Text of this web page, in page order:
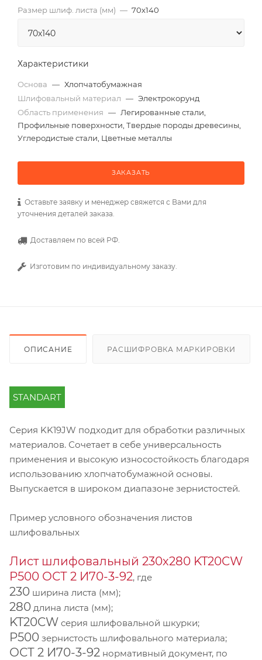
Размер шлиф. листа (мм) — 70х140
Характеристики
Основа — Хлопчатобумажная
Шлифовальный материал — Электрокорунд
Область применения — Легированные стали,
Профильные поверхности, Твердые породы древесины,
Углеродистые стали, Цветные металлы
ЗАКАЗАТЬ
Оставьте заявку и менеджер свяжется с Вами для
уточнения деталей заказа.
Доставляем по всей РФ.
Изготовим по индивидуальному заказу.
ОПИСАНИЕ РАСШИФРОВКА МАРКИРОВКИ
STANDART
Серия KK19JW подходит для обработки различных
материалов. Сочетает в себе универсальность
применения и высокую износостойкость благодаря
использованию хлопчатобумажной основы.
Выпускается в широком диапазоне зернистостей.
Пример условного обозначения листов
шлифовальных
Лист шлифовальный 230х280 KT20CW
P500 ОСТ 2 И70-3-92, где
230 ширина листа (мм);
280 длина листа (мм);
KT20CW серия шлифовальной шкурки;
P500 зернистость шлифовального материала;
ОСТ 2 И70-3-92 нормативный документ, по